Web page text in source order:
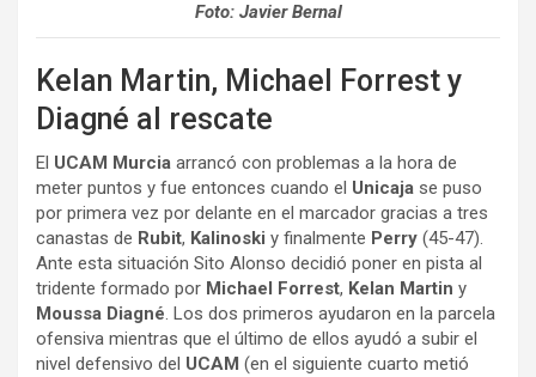
Foto: Javier Bernal
Kelan Martin, Michael Forrest y
Diagné al rescate
El UCAM Murcia arrancó con problemas a la hora de
meter puntos y fue entonces cuando el Unicaja se puso
por primera vez por delante en el marcador gracias a tres
canastas de Rubit, Kalinoski y finalmente Perry (45-47).
Ante esta situación Sito Alonso decidió poner en pista al
tridente formado por Michael Forrest, Kelan Martin y
Moussa Diagné. Los dos primeros ayudaron en la parcela
ofensiva mientras que el último de ellos ayudó a subir el
nivel defensivo del UCAM (en el siguiente cuarto metió